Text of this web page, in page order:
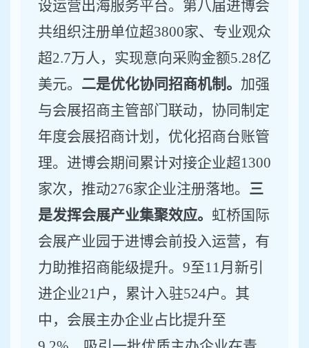
设运营出海服务平台。第八届进博会
共组织注册单位超3800家、专业观众
超2.7万人，实现意向采购金额5.28亿
美元。 二是优化协同招商机制。 加强
与会展招商主管部门联动，协同制定
年度会展招商计划，优化招商台账管
理。进博会期间累计对接企业超1300
家次，推动276家企业注册落地。 三
是发挥会展产业集聚效应。 虹桥国际
会展产业园于进博会前投入运营， 有
力助推招商能级提升。 9至11月新引
进企业21户，累计入驻524户。 其
中 ， 会展主办企业占比提升至